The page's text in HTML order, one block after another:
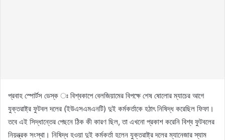
প্রবাহ স্পোর্টস ডেস্ক ঃ বিশ্বকাপে বেলজিয়ামের বিপক্ষে শেষ ষোলোর ম্যাচের আগে
যুক্তরাষ্ট্র ফুটবল দলের (ইউএসএমএনটি) দুই কর্মকর্তাকে হঠাৎ নিষিদ্ধ করেছিল ফিফা।
তবে এই সিদ্ধান্তের পেছনে ঠিক কী কারণ ছিল, তা এখনো প্রকাশ করেনি বিশ্ব ফুটবলের
নিয়ন্ত্রক সংস্থা। নিষিদ্ধ হওয়া দুই কর্মকর্তা হলেন যুক্তরাষ্ট্র দলের ম্যানেজার স্যাম